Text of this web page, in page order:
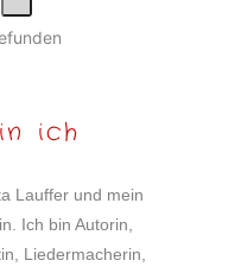
ich
Lauffer und mein
Ich bin Autorin,
Liedermacherin,